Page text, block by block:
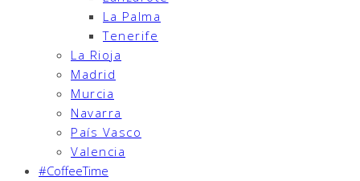
La Palma
Tenerife
La Rioja
Madrid
Murcia
Navarra
País Vasco
Valencia
#CoffeeTime